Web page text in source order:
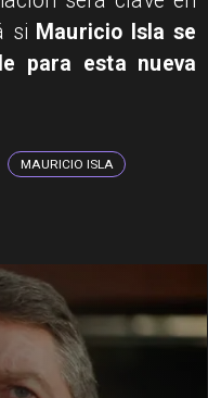
si Mauricio Isla se
para esta nueva
MAURICIO ISLA